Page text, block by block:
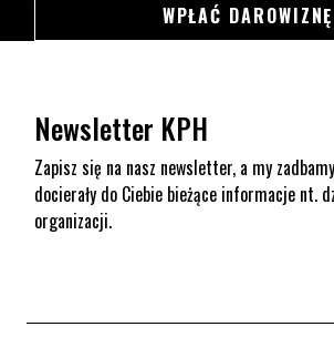
WPŁAĆ DAROWIZNĘ
Newsletter KPH
Zapisz się na nasz newsletter, a my
docierały do Ciebie bieżące informacje nt.
organizacji.